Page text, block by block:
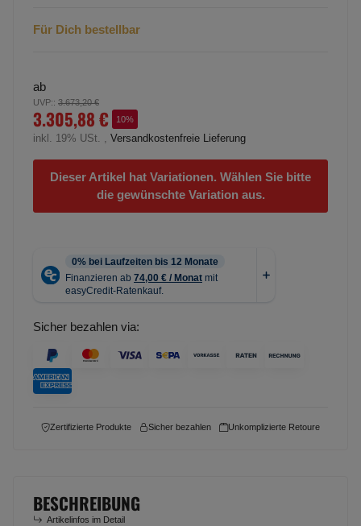
Für Dich bestellbar
ab
UVP:: 3.673,20 €
3.305,88 € 10%
inkl. 19% USt. , Versandkostenfreie Lieferung
Dieser Artikel hat Variationen. Wählen Sie bitte
die gewünschte Variation aus.
Sicher bezahlen via:
Zertifizierte Produkte Sicher bezahlen Unkomplizierte Retoure
BESCHREIBUNG
Artikelinfos im Detail